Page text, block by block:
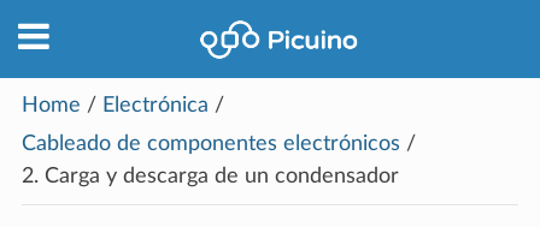
Home / Electrónica /
Cableado de componentes electrónicos /
2. Carga y descarga de un condensador